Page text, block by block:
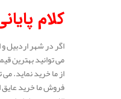
کلام
اگر در شهر اردبیل
می توانید بهترین
از ما خرید نماید.
فروش ما خرید عایق